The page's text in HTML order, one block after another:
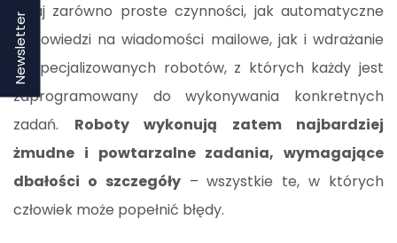
tutaj zarówno proste czynności, jak automatyczne
odpowiedzi na wiadomości mailowe, jak i wdrażanie
wyspecjalizowanych robotów, z których każdy jest
zaprogramowany do wykonywania konkretnych
zadań. Roboty wykonują zatem najbardziej
żmudne i powtarzalne zadania, wymagające
dbałości o szczegóły– wszystkie te, w których
człowiek może popełnić błędy.
Newsletter